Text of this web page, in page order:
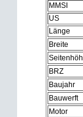
MMSI
US
Länge
Breite
BRZ
Baujahr
Bauwerft
Motor